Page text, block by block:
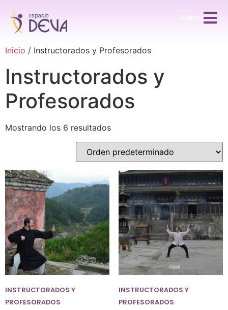
Menú
Inicio / Instructorados y Profesorados
Instructorados y
Profesorados
Mostrando los 6 resultados
INSTRUCTORADOS Y
PROFESORADOS
INSTRUCTORADOS Y
PROFESORADOS